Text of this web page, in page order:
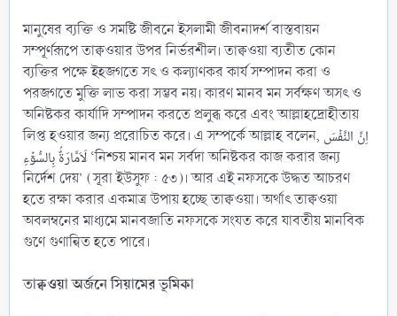
মানুষের ব্যক্তি ও সমষ্টি জীবনে ইসলামী জীবনাদর্শ বাস্তবায়ন
সম্পূর্ণরূপে তাক্বওয়ার উপর নির্ভরশীল। তাক্বওয়া ব্যতীত কোন
ব্যক্তির পক্ষে ইহজগতে সৎ ও কল্যাণকর কার্য সম্পাদন করা ও
পরজগতে মুক্তি লাভ করা সম্ভব নয়। কারণ মানব মন সর্বক্ষণ অসৎ ও
অনিষ্টকর কার্যাদি সম্পাদন করতে প্রলুব্ধ করে এবং আল্লাহদ্রোহীতায়
লিপ্ত হওয়ার জন্য প্ররোচিত করে। এ সম্পর্কে আল্লাহ বলেন, اِنَّ النَّفۡسَ
لَاَمَّارَۃٌۢ بِالسُّوۡٓءِ ‘নিশ্চয় মানব মন সর্বদা অনিষ্টকর কাজ করার জন্য
নির্দেশ দেয়’ (সূরা ইউসুফ : ৫৩)। আর এই নফসকে উদ্ধত আচরণ
হতে রক্ষা করার একমাত্র উপায় হচ্ছে তাক্বওয়া। অর্থাৎ তাক্বওয়া
অবলম্বনের মাধ্যমে মানবজাতি নফসকে সংযত করে যাবতীয় মানবিক
গুণে গুণান্বিত হতে পারে।
তাক্বওয়া অর্জনে সিয়ামের ভূমিকা